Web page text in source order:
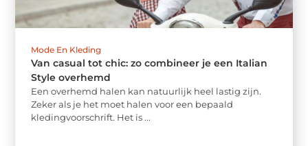
Mode En Kleding
Van casual tot chic: zo combineer je een Italian
Style overhemd
Een overhemd halen kan natuurlijk heel lastig zijn.
Zeker als je het moet halen voor een bepaald
kledingvoorschrift. Het is ...